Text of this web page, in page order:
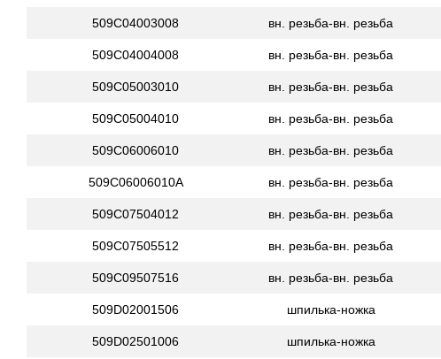
509C04003008 вн. резьба-вн. резьба
509C04004008 вн. резьба-вн. резьба
509C05003010 вн. резьба-вн. резьба
509C05004010 вн. резьба-вн. резьба
509C06006010 вн. резьба-вн. резьба
509C06006010A вн. резьба-вн. резьба
509C07504012 вн. резьба-вн. резьба
509C07505512 вн. резьба-вн. резьба
509C09507516 вн. резьба-вн. резьба
509D02001506 шпилька-ножка
509D02501006 шпилька-ножка